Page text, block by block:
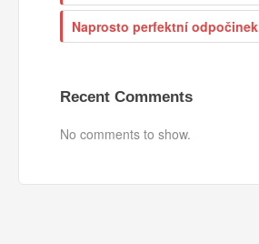
Naprosto perfektní odpočinek
Recent Comments
No comments to show.